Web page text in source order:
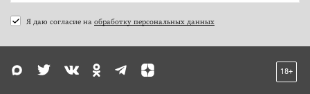
Я даю согласие на обработку персональных данных
18+